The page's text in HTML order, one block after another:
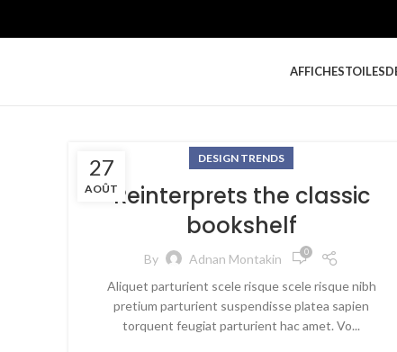
AFFICHESTOILES
27
AOÛT
DESIGN TRENDS
Reinterprets the classic
bookshelf
By Adnan Montakin 0
Aliquet parturient scele risque scele risque nibh
pretium parturient suspendisse platea sapien
torquent feugiat parturient hac amet. Vo...